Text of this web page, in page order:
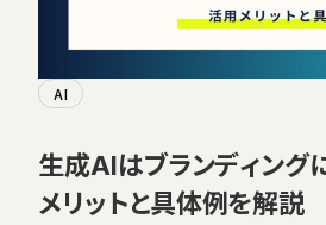
AI
生成AIはブランディング
メリットと具体例を解説